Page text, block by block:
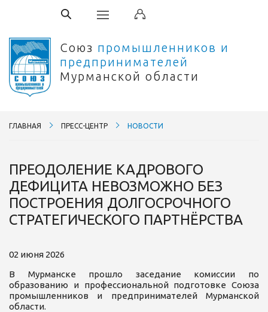
Союз промышленников и
предпринимателей
Мурманской области
ГЛАВНАЯ ПРЕСС-ЦЕНТР НОВОСТИ
ПРЕОДОЛЕНИЕ КАДРОВОГО
ДЕФИЦИТА НЕВОЗМОЖНО БЕЗ
ПОСТРОЕНИЯ ДОЛГОСРОЧНОГО
СТРАТЕГИЧЕСКОГО ПАРТНЁРСТВА
02 июня 2026
В Мурманске прошло заседание комиссии по
образованию и профессиональной подготовке Союза
промышленников и предпринимателей Мурманской
области.